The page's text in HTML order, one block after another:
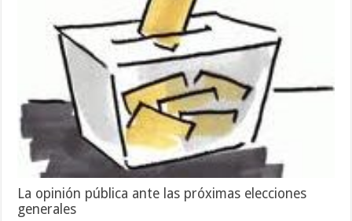
La opinión pública ante las próximas elecciones
generales